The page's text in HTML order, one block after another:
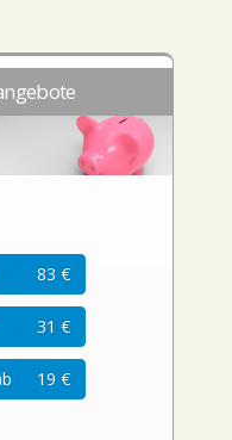
83 €
31 €
19 €